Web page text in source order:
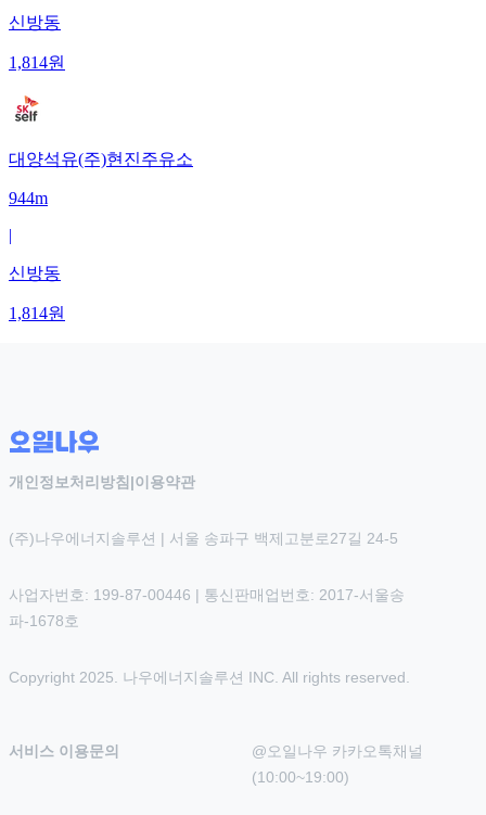
신방동
1,814원
대양석유(주)현진주유소
944m
|
신방동
1,814원
개인정보처리방침 |이용약관
(주)나우에너지솔루션 | 서울 송파구 백제고분로27길 24-5
사업자번호: 199-87-00446 | 통신판매업번호: 2017-서울송
파-1678호
Copyright 2025. 나우에너지솔루션 INC. All rights reserved.
서비스 이용문의
@오일나우 카카오톡채널
(10:00~19:00)